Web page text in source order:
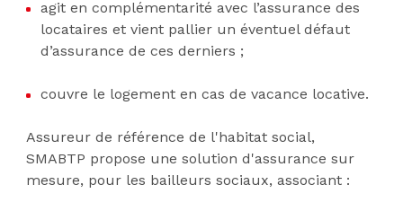
agit en complémentarité avec l’assurance des
locataires et vient pallier un éventuel défaut
d’assurance de ces derniers ;
couvre le logement en cas de vacance locative.
Assureur de référence de l'habitat social,
SMABTP propose une solution d'assurance sur
mesure, pour les bailleurs sociaux, associant :